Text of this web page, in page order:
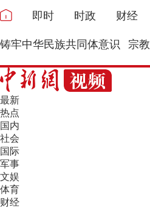
即时 时政 财经
铸牢中华民族共同体意识 宗教
最新
热点
国内
社会
国际
军事
文娱
体育
财经